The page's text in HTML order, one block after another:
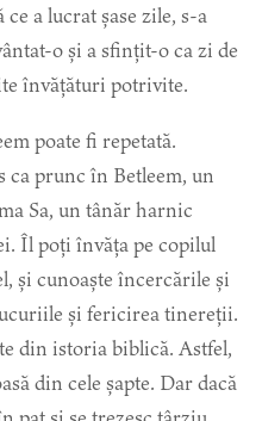
a lucrat șase zile, s-a
o și a sfințit-o ca zi de
învățături potrivite.
poate fi repetată.
prunc în Betleem, un
Sa, un tânăr harnic
Îl poți învăța pe copilul
și cunoaște încercările și
și fericirea tinereții.
din istoria biblică. Astfel,
din cele șapte. Dar dacă